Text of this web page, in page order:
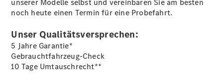
Beratung
vereinbaren
vereinbaren
vereinbaren
Konfigurator
unserer Modelle selbst und vereinbaren Sie am besten
noch heute einen Termin für eine Probefahrt.
Unser Qualitätsversprechen:
5 Jahre Garantie*
Gebrauchtfahrzeug-Check
10 Tage Umtauschrecht**